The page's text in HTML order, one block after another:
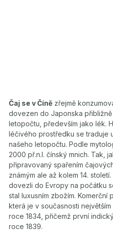
Čaj se v Číně zřejmě
dovezen do Japonska
letopočtu, především jako lék.
léčivého prostředku se traduje
našeho letopočtu. Podle
2000 př.n.l. čínský mnich. Tak,
připravovaný spařením
známým ale až kolem 14.
dovezli do Evropy na počátku
stal luxusním zbožím. Komerční
která je v současnosti
roce 1834, přičemž první
roce 1839.